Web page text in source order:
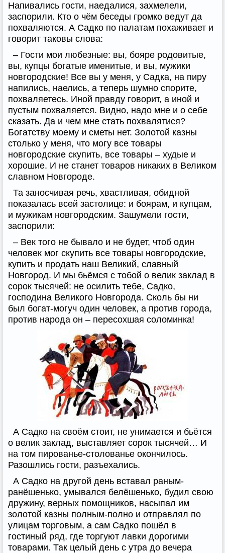
Напивались гости, наедалися, захмелели,
заспорили. Кто о чём беседы громко ведут да
похваляются. А Садко по палатам похаживает и
говорит таковы слова:
– Гости мои любезные: вы, бояре родовитые,
вы, купцы богатые именитые, и вы, мужики
новгородские! Все вы у меня, у Садка, на пиру
напились, наелись, а теперь шумно спорите,
похваляетесь. Иной правду говорит, а иной и
пустым похваляется. Видно, надо мне и о себе
сказать. Да и чем мне стать похвалятися?
Богатству моему и сметы нет. Золотой казны
столько у меня, что могу все товары
новгородские скупить, все товары – худые и
хорошие. И не станет товаров никаких в Великом
славном Новгороде.
Та заносчивая речь, хвастливая, обидной
показалась всей застолице: и боярам, и купцам,
и мужикам новгородским. Зашумели гости,
заспорили:
– Век того не бывало и не будет, чтоб один
человек мог скупить все товары новгородские,
купить и продать наш Великий, славный
Новгород. И мы бьёмся с тобой о велик заклад в
сорок тысячей: не осилить тебе, Садко,
господина Великого Новгорода. Сколь бы ни
был богат-могуч один человек, а против города,
против народа он – пересохшая соломинка!
А Садко на своём стоит, не унимается и бьётся
о велик заклад, выставляет сорок тысячей… И
на том пированье-столованье окончилось.
Разошлись гости, разъехались.
А Садко на другой день вставал раным-
ранёшенько, умывался белёшенько, будил свою
дружину, верных помощников, насыпал им
золотой казны полным-полно и отправлял по
улицам торговым, а сам Садко пошёл в
гостиный ряд, где торгуют лавки дорогими
товарами. Так целый день с утра до вечера